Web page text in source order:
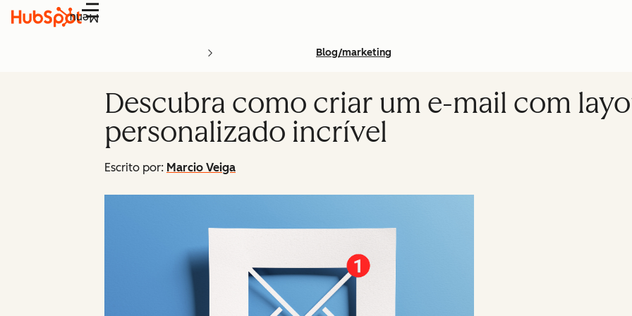
Menu
Blog/marketing
Descubra como criar um e-mail com
personalizado incrível
Escrito por: Marcio Veiga